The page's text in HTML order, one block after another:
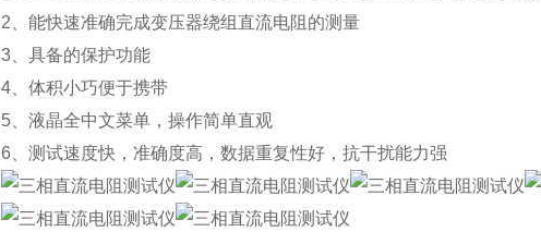
2、能快速准确完成变压器绕组直流电阻的测量
3、具备的保护功能
4、体积小巧便于携带
5、液晶全中文菜单，操作简单直观
6、测试速度快，准确度高，数据重复性好，抗干扰能力强